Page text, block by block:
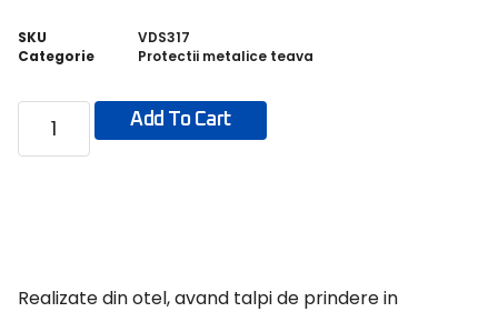
SKU
VDS317
Categorie
Protectii metalice teava
Add To Cart
Realizate din otel, avand talpi de prindere in